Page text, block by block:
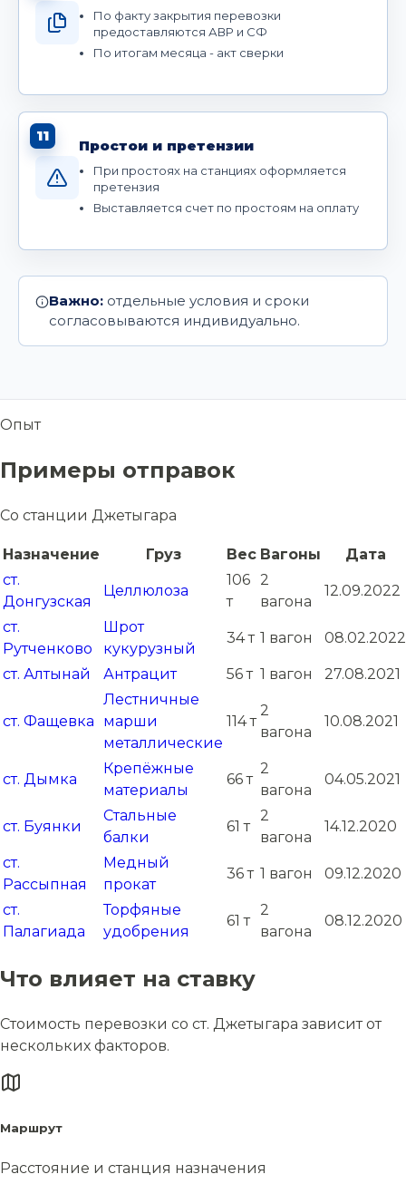
По факту закрытия перевозки
предоставляются АВР и СФ
По итогам месяца - акт сверки
11
Простои и претензии
При простоях на станциях оформляется
претензия
Выставляется счет по простоям на оплату
Важно: отдельные условия и сроки
согласовываются индивидуально.
Опыт
Примеры отправок
Со станции Джетыгара
Назначение Груз Вес Вагоны
Дата
ст.
Донгузская
Целлюлоза
106
т
2
вагона
12.09.2022
ст.
Рутченково
Шрот
кукурузный
34 т 1 вагон 08.02.2022
ст. Алтынай Антрацит 56 т 1 вагон 27.08.2021
ст. Фащевка
Лестничные
марши
металлические
114 т
2
вагона
10.08.2021
ст. Дымка
Крепёжные
материалы
66 т
2
вагона
04.05.2021
ст. Буянки
Стальные
балки
61 т
2
вагона
14.12.2020
ст.
Рассыпная
Медный
прокат
36 т 1 вагон 09.12.2020
ст.
Палагиада
Торфяные
удобрения
61 т
2
вагона
08.12.2020
Что влияет на ставку
Стоимость перевозки со ст. Джетыгара зависит от
нескольких факторов.
Маршрут
Расстояние и станция назначения